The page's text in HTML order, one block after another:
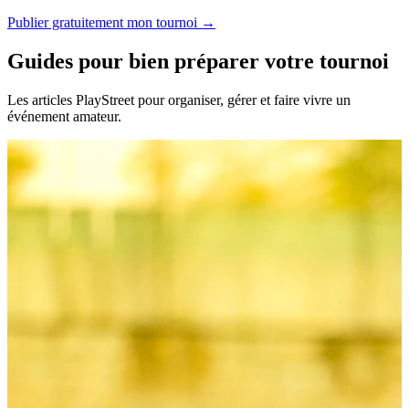
Publier gratuitement mon tournoi →
Guides pour bien préparer votre tournoi
Les articles PlayStreet pour organiser, gérer et faire vivre un
événement amateur.